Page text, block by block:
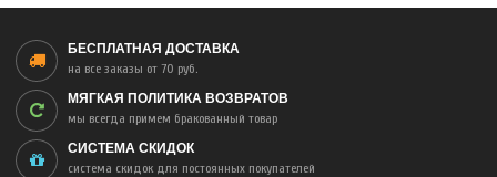
БЕСПЛАТНАЯ ДОСТАВКА
на все заказы от 70 руб.
МЯГКАЯ ПОЛИТИКА ВОЗВРАТОВ
мы всегда примем бракованный товар
СИСТЕМА СКИДОК
система скидок для постоянных покупателей